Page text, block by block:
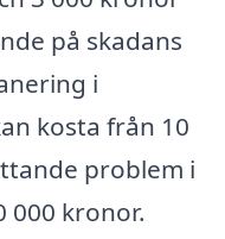
på skadans
i
kosta från 10
problem i
000 kronor.